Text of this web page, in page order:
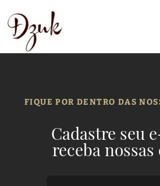
FIQUE POR DENTRO DAS
Cadastre seu
receba